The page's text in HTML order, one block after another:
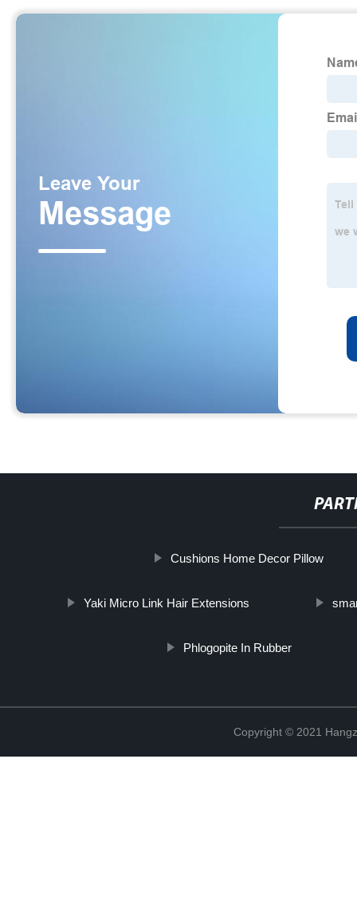
Cushions Home Decor Pillow
Yaki Micro Link Hair Extensions
Phlogopite In Rubber
Copyright © 2021